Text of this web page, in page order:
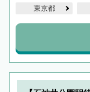
東京都